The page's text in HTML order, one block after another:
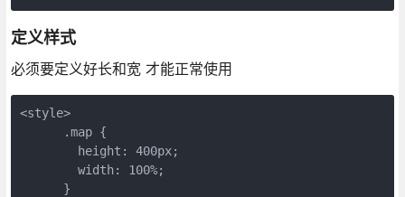
定义样式
必须要定义好长和宽 才能正常使用
<style>
      .map {
        height: 400px;
        width: 100%;
      }